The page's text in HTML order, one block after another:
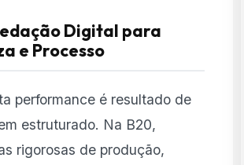
Digital para
e Processo
performance é resultado de
estruturado. Na B20,
rigorosas de produção,